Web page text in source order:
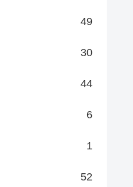
49
30
44
6
1
52